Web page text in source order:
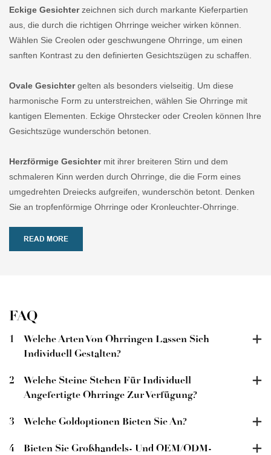
Eckige Gesichter zeichnen sich durch markante Kieferpartien
aus, die durch die richtigen Ohrringe weicher wirken können.
Wählen Sie Creolen oder geschwungene Ohrringe, um einen
sanften Kontrast zu den definierten Gesichtszügen zu schaffen.
Ovale Gesichter gelten als besonders vielseitig. Um diese
harmonische Form zu unterstreichen, wählen Sie Ohrringe mit
kantigen Elementen. Eckige Ohrstecker oder Creolen können Ihre
Gesichtszüge wunderschön betonen.
Herzförmige Gesichter mit ihrer breiteren Stirn und dem
schmaleren Kinn werden durch Ohrringe, die die Form eines
umgedrehten Dreiecks aufgreifen, wunderschön betont. Denken
Sie an tropfenförmige Ohrringe oder Kronleuchter-Ohrringe.
READ MORE
FAQ
1
Welche Arten Von Ohrringen Lassen Sich
Individuell Gestalten?
2
Welche Steine ​​stehen Für Individuell
Angefertigte Ohrringe Zur Verfügung?
3 Welche Goldoptionen Bieten Sie An?
4
Bieten Sie Großhandels- Und OEM/ODM-